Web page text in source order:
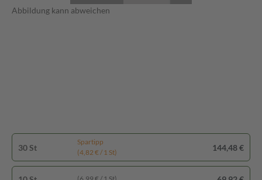
Abbildung kann abweichen
30 St
Spartipp
(4,82 € / 1 St)
144,48 €